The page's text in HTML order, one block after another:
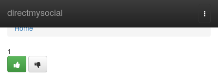
directmysocial
Home
Home
1